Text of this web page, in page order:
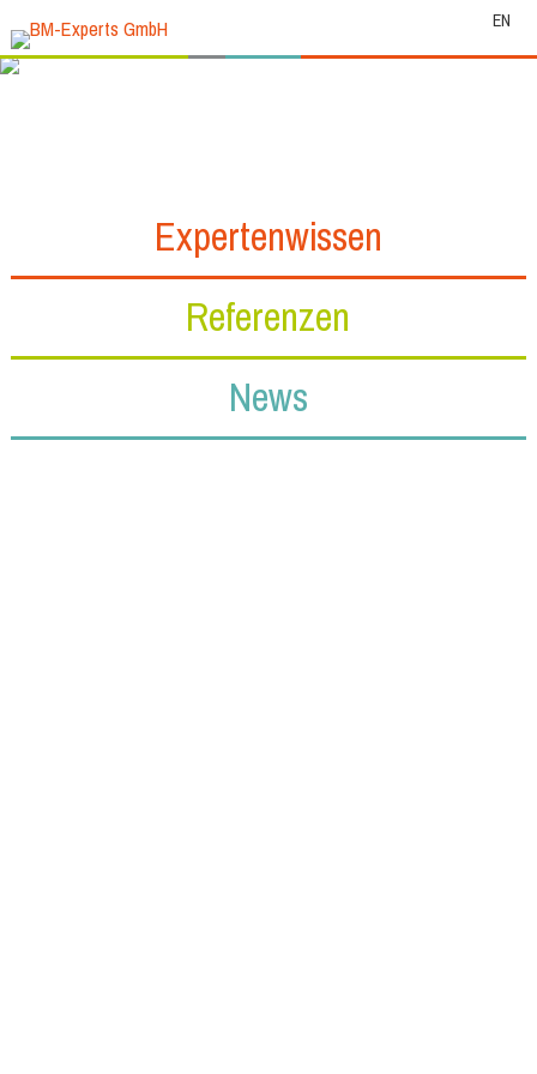
EN
Expertenwissen
Referenzen
News